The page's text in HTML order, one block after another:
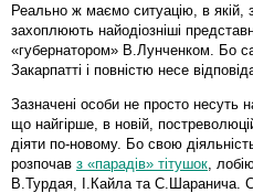
Реально ж маємо ситуацію, в якій,
захоплюють найодіозніші
«губернатором» В.Лунченком. Бо
Закарпатті і повністю несе
Зазначені особи не просто несуть
що найгірше, в новій,
діяти по-новому. Бо свою
розпочав з «парадів» тітушок ,
В.Турдая, І.Кайла та С.Шаранича.